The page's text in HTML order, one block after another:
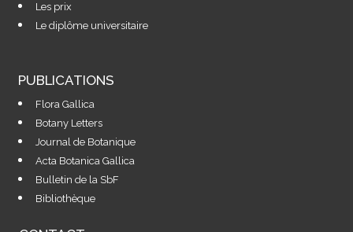
Les prix
Le diplôme universitaire
PUBLICATIONS
Flora Gallica
Botany Letters
Journal de Botanique
Acta Botanica Gallica
Bulletin de la SbF
Bibliothèque